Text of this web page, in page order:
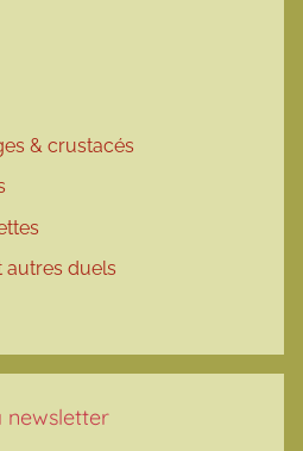
& crustacés
autres duels
newsletter